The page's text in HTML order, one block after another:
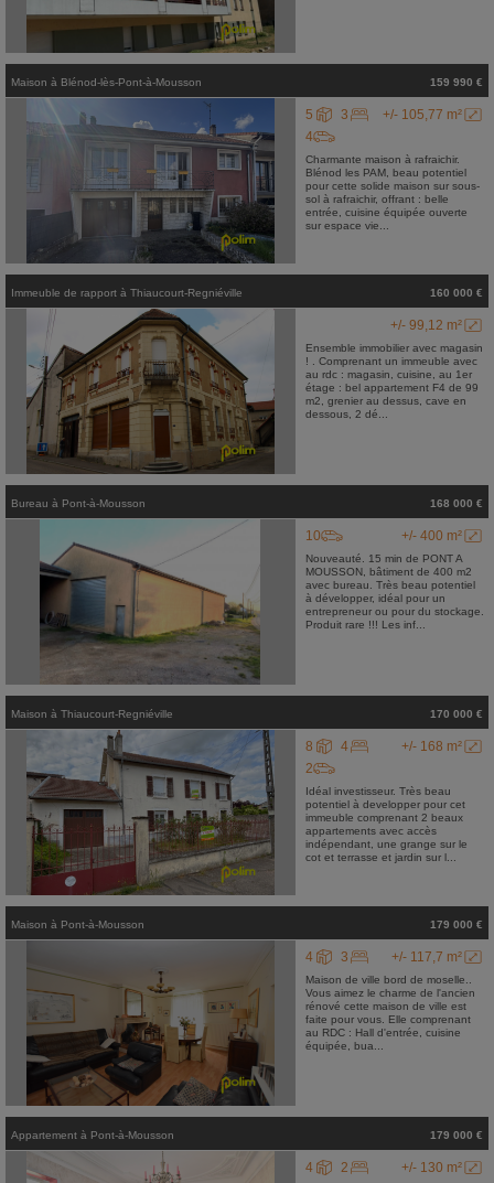
Maison à Blénod-lès-Pont-à-Mousson 159 990 €
+/- 105,77 m²
5
3
4
Charmante maison à rafraichir.
Blénod les PAM, beau potentiel
pour cette solide maison sur sous-
sol à rafraichir, offrant : belle
entrée, cuisine équipée ouverte
sur espace vie...
Immeuble de rapport à Thiaucourt-Regniéville 160 000 €
+/- 99,12 m²
Ensemble immobilier avec magasin
! . Comprenant un immeuble avec
au rdc : magasin, cuisine, au 1er
étage : bel appartement F4 de 99
m2, grenier au dessus, cave en
dessous, 2 dé...
Bureau à Pont-à-Mousson 168 000 €
+/- 400 m²
10
Nouveauté. 15 min de PONT A
MOUSSON, bâtiment de 400 m2
avec bureau. Très beau potentiel
à développer, idéal pour un
entrepreneur ou pour du stockage.
Produit rare !!! Les inf...
Maison à Thiaucourt-Regniéville 170 000 €
+/- 168 m²
8
4
2
Idéal investisseur. Très beau
potentiel à developper pour cet
immeuble comprenant 2 beaux
appartements avec accès
indépendant, une grange sur le
cot et terrasse et jardin sur l...
Maison à Pont-à-Mousson 179 000 €
+/- 117,7 m²
4 3
Maison de ville bord de moselle..
Vous aimez le charme de l'ancien
rénové cette maison de ville est
faite pour vous. Elle comprenant
au RDC : Hall d'entrée, cuisine
équipée, bua...
Appartement à Pont-à-Mousson 179 000 €
+/- 130 m²
4 2